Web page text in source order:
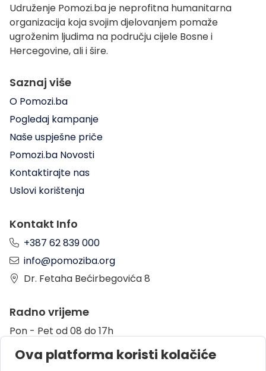
Udruženje Pomozi.ba je neprofitna humanitarna
organizacija koja svojim djelovanjem pomaže
ugroženim ljudima na području cijele Bosne i
Hercegovine, ali i šire.
Saznaj više
O Pomozi.ba
Pogledaj kampanje
Naše uspješne priče
Pomozi.ba Novosti
Kontaktirajte nas
Uslovi korištenja
Kontakt Info
+387 62 839 000
info@pomoziba.org
Dr. Fetaha Bećirbegovića 8
Radno vrijeme
Pon - Pet od 08 do 17h
Sub od 10 do 17h
Nedjelja - neradni dan
Ova platforma koristi kolačiće